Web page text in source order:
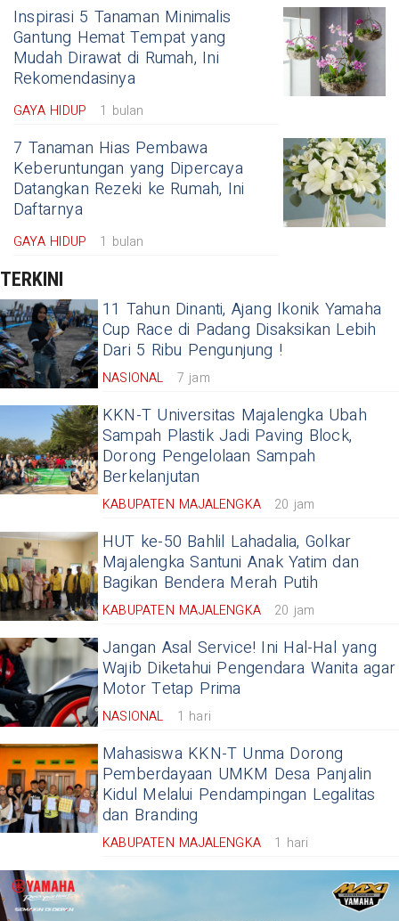
Inspirasi 5 Tanaman Minimalis
Gantung Hemat Tempat yang
Mudah Dirawat di Rumah, Ini
Rekomendasinya
GAYA HIDUP 1 bulan
7 Tanaman Hias Pembawa
Keberuntungan yang Dipercaya
Datangkan Rezeki ke Rumah, Ini
Daftarnya
GAYA HIDUP 1 bulan
TERKINI
11 Tahun Dinanti, Ajang Ikonik Yamaha
Cup Race di Padang Disaksikan Lebih
Dari 5 Ribu Pengunjung !
NASIONAL 7 jam
KKN-T Universitas Majalengka Ubah
Sampah Plastik Jadi Paving Block,
Dorong Pengelolaan Sampah
Berkelanjutan
KABUPATEN MAJALENGKA 20 jam
HUT ke-50 Bahlil Lahadalia, Golkar
Majalengka Santuni Anak Yatim dan
Bagikan Bendera Merah Putih
KABUPATEN MAJALENGKA 20 jam
Jangan Asal Service! Ini Hal-Hal yang
Wajib Diketahui Pengendara Wanita agar
Motor Tetap Prima
NASIONAL 1 hari
Mahasiswa KKN-T Unma Dorong
Pemberdayaan UMKM Desa Panjalin
Kidul Melalui Pendampingan Legalitas
dan Branding
KABUPATEN MAJALENGKA 1 hari